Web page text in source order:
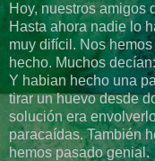
Hoy, nuestros amigos
Hasta ahora nadie lo
muy difícil. Nos
hecho. Muchos
Y habian hecho una
tirar un huevo desde
solución era
paracaídas. También
hemos pasado genial.